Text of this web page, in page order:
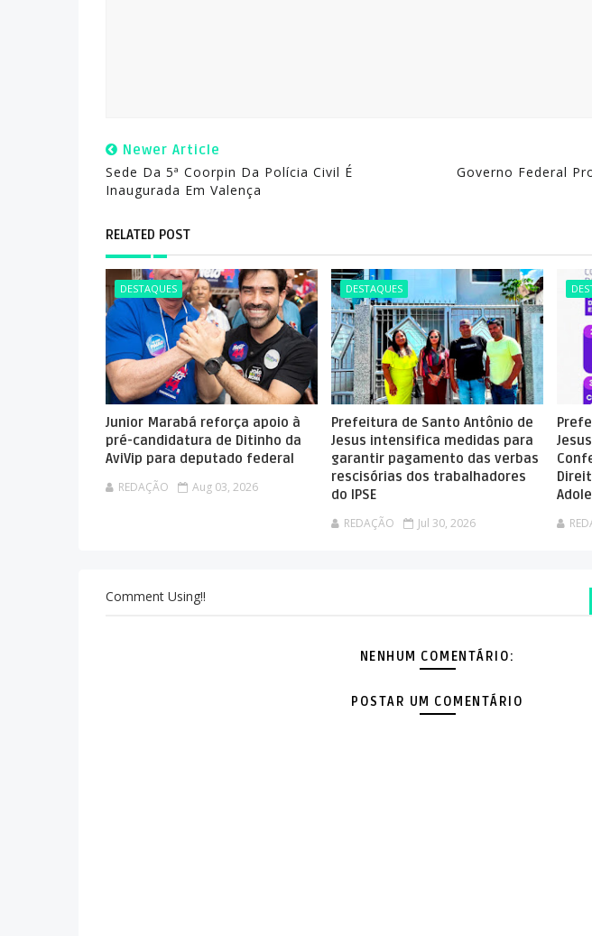
Newer Article
Sede Da 5ª Coorpin Da Polícia Civil É
Inaugurada Em Valença
Governo Federal
RELATED POST
DESTAQUES
Junior Marabá reforça apoio à
pré-candidatura de Ditinho da
AviVip para deputado federal
REDAÇÃO Aug 03, 2026
DESTAQUES
Prefeitura de Santo Antônio de
Jesus intensifica medidas para
garantir pagamento das verbas
rescisórias dos trabalhadores
do IPSE
REDAÇÃO Jul 30, 2026
Comment Using!!
NENHUM COMENTÁRIO:
POSTAR UM COMENTÁRIO